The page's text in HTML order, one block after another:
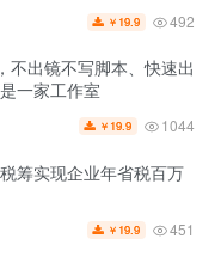
￥ 19.9 492
不出镜不写脚本、快速出
一家工作室
￥ 19.9 1044
筹实现企业年省税百万
￥ 19.9 451